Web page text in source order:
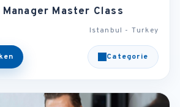
Master Class
Istanbul - Turkey
Categorie